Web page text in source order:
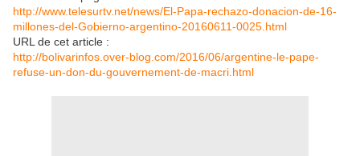
http://www.telesurtv.net/news/El-Papa-rechazo-donacion-de-16-
millones-del-Gobierno-argentino-20160611-0025.html
URL de cet article :
http://bolivarinfos.over-blog.com/2016/06/argentine-le-pape-
refuse-un-don-du-gouvernement-de-macri.html